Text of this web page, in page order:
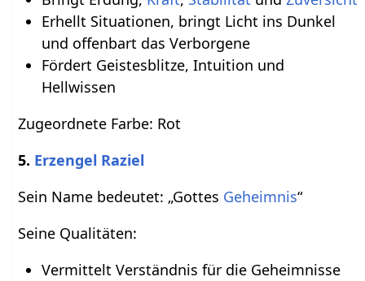
Erhellt Situationen, bringt Licht ins Dunkel
und offenbart das Verborgene
Fördert Geistesblitze, Intuition und
Hellwissen
Zugeordnete Farbe: Rot
5. Erzengel Raziel
Sein Name bedeutet: „Gottes Geheimnis“
Seine Qualitäten:
Vermittelt Verständnis für die Geheimnisse